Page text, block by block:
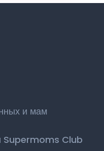
и мам
Supermoms Club